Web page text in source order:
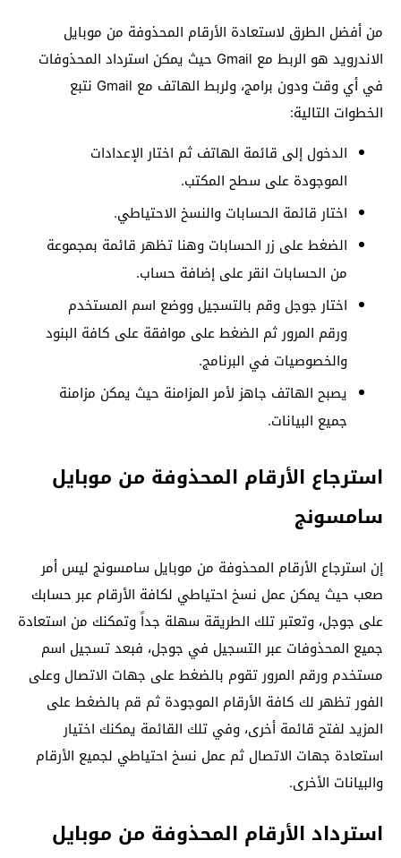
من أفضل الطرق لاستعادة الأرقام المحذوفة من موبايل
الاندرويد هو الربط مع Gmail حيث يمكن استرداد المحذوفات
في أي وقت ودون برامج، ولربط الهاتف مع Gmail نتبع
الخطوات التالية:
الدخول إلى قائمة الهاتف ثم اختار الإعدادات
الموجودة على سطح المكتب.
اختار قائمة الحسابات والنسخ الاحتياطي.
الضغط على زر الحسابات وهنا تظهر قائمة بمجموعة
من الحسابات انقر على إضافة حساب.
اختار جوجل وقم بالتسجيل ووضع اسم المستخدم
ورقم المرور ثم الضغط على موافقة على كافة البنود
والخصوصيات في البرنامج.
يصبح الهاتف جاهز لأمر المزامنة حيث يمكن مزامنة
جميع البيانات.
استرجاع الأرقام المحذوفة من موبايل
سامسونج
إن استرجاع الأرقام المحذوفة من موبايل سامسونج ليس أمر
صعب حيث يمكن عمل نسخ احتياطي لكافة الأرقام عبر حسابك
على جوجل، وتعتبر تلك الطريقة سهلة جداً وتمكنك من استعادة
جميع المحذوفات عبر التسجيل في جوجل، فبعد تسجيل اسم
مستخدم ورقم المرور تقوم بالضغط على جهات الاتصال وعلى
الفور تظهر لك كافة الأرقام الموجودة ثم قم بالضغط على
المزيد لفتح قائمة أخرى، وفي تلك القائمة يمكنك اختيار
استعادة جهات الاتصال ثم عمل نسخ احتياطي لجميع الأرقام
والبيانات الأخرى.
استرداد الأرقام المحذوفة من موبايل